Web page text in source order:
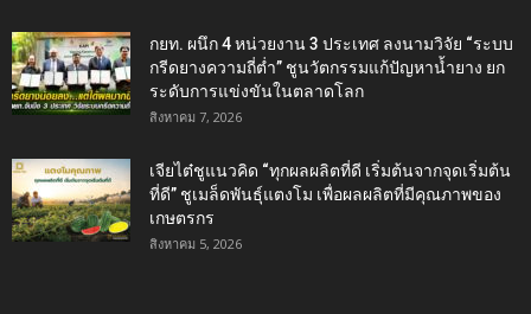
กยท. ผนึก 4 หน่วยงาน 3 ประเทศ ลงนามวิจัย “ระบบ
กรีดยางความถี่ต่ำ” ชูนวัตกรรมแก้ปัญหาน้ำยาง ยก
ระดับการแข่งขันในตลาดโลก
สิงหาคม 7, 2026
เจียไต๋ชูแนวคิด “ทุกผลผลิตที่ดี เริ่มต้นจากจุดเริ่มต้น
ที่ดี” ชูเมล็ดพันธุ์แตงโม เพื่อผลผลิตที่มีคุณภาพของ
เกษตรกร
สิงหาคม 5, 2026